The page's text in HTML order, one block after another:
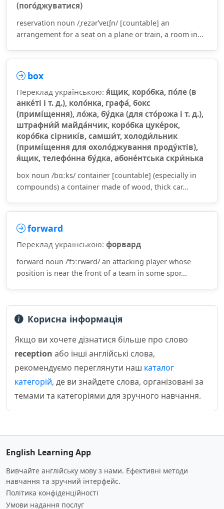
(пого́джуватися)
reservation noun /ˌrezərˈveɪʃn/ [countable] an
arrangement for a seat on a plane or train, a room in...
box
Переклад українською: я́щик, коро́бка, по́ле (в
анке́ті і т. д.), коло́нка, графа́, бокс
(примі́щення), ло́жа, бу́дка (для сто́рожа і т. д.),
штрафни́й майда́нчик, коро́бка цуке́рок,
коро́бка сірникі́в, самши́т, холоди́льник
(примі́щення для охоло́джування проду́ктів),
я́щик, телефо́нна бу́дка, абоне́нтська скри́нька
box noun /bɑːks/ container [countable] (especially in
compounds) a container made of wood, thick car...
forward
Переклад українською: форвард
forward noun /ˈfɔːrwərd/ an attacking player whose
position is near the front of a team in some spor...
Корисна інформація
Якщо ви хочете дізнатися більше про слово
reception або інші англійські слова,
рекомендуємо переглянути наш каталог
категорій, де ви знайдете слова, організовані за
темами та категоріями для зручного навчання.
English Learning App
Вивчайте англійську мову з нами. Ефективні методи
навчання та зручний інтерфейс.
Політика конфіденційності
Умови надання послуг